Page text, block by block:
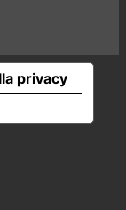
privacy